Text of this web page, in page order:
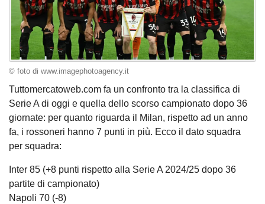
© foto di www.imagephotoagency.it
Tuttomercatoweb.com fa un confronto tra la classifica di
Serie A di oggi e quella dello scorso campionato dopo 36
giornate: per quanto riguarda il Milan, rispetto ad un anno
fa, i rossoneri hanno 7 punti in più. Ecco il dato squadra
per squadra:
Inter 85 (+8 punti rispetto alla Serie A 2024/25 dopo 36
partite di campionato)
Napoli 70 (-8)